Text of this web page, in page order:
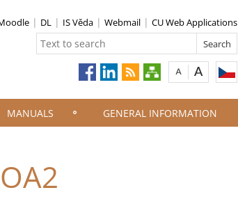
DL IS Věda Webmail CU Web Applications
MANUALS GENERAL INFORMATION